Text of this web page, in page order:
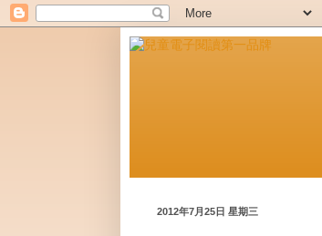
2012年7月25日 星期三